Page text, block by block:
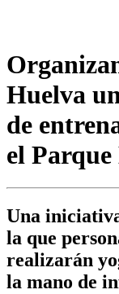
Huelva
de
el
Una
la que
realizarán
la mano de